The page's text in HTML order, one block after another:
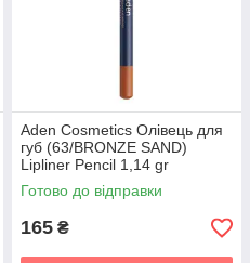
Aden Cosmetics Олівець для
губ (63/BRONZE SAND)
Lipliner Pencil 1,14 gr
Готово до відправки
165 ₴